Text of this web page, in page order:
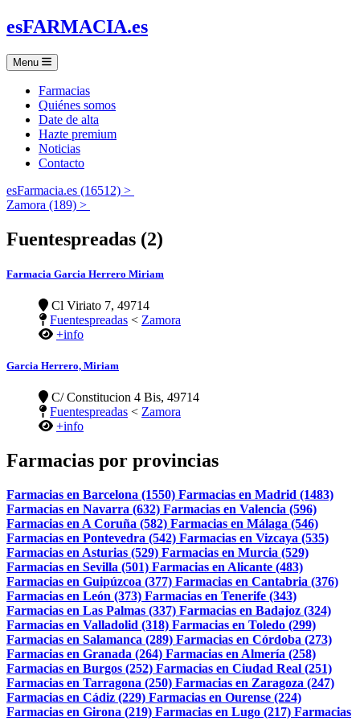
esFARMACIA.es
Menu
Farmacias
Quiénes somos
Date de alta
Hazte premium
Noticias
Contacto
esFarmacia.es (16512) >
Zamora (189) >
Fuentespreadas (2)
Farmacia Garcia Herrero Miriam
Cl Viriato 7, 49714
Fuentespreadas < Zamora
+info
Garcia Herrero, Miriam
C/ Constitucion 4 Bis, 49714
Fuentespreadas < Zamora
+info
Farmacias por provincias
Farmacias en Barcelona (1550) Farmacias en Madrid (1483)
Farmacias en Navarra (632) Farmacias en Valencia (596)
Farmacias en A Coruña (582) Farmacias en Málaga (546)
Farmacias en Pontevedra (542) Farmacias en Vizcaya (535)
Farmacias en Asturias (529) Farmacias en Murcia (529)
Farmacias en Sevilla (501) Farmacias en Alicante (483)
Farmacias en Guipúzcoa (377) Farmacias en Cantabria (376)
Farmacias en León (373) Farmacias en Tenerife (343)
Farmacias en Las Palmas (337) Farmacias en Badajoz (324)
Farmacias en Valladolid (318) Farmacias en Toledo (299)
Farmacias en Salamanca (289) Farmacias en Córdoba (273)
Farmacias en Granada (264) Farmacias en Almería (258)
Farmacias en Burgos (252) Farmacias en Ciudad Real (251)
Farmacias en Tarragona (250) Farmacias en Zaragoza (247)
Farmacias en Cádiz (229) Farmacias en Ourense (224)
Farmacias en Girona (219) Farmacias en Lugo (217) Farmacias